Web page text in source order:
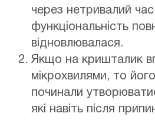
через нетривалий час
функціональність
відновлювалася.
Якщо на кришталик
мікрохвилями, то
починали
які навіть після